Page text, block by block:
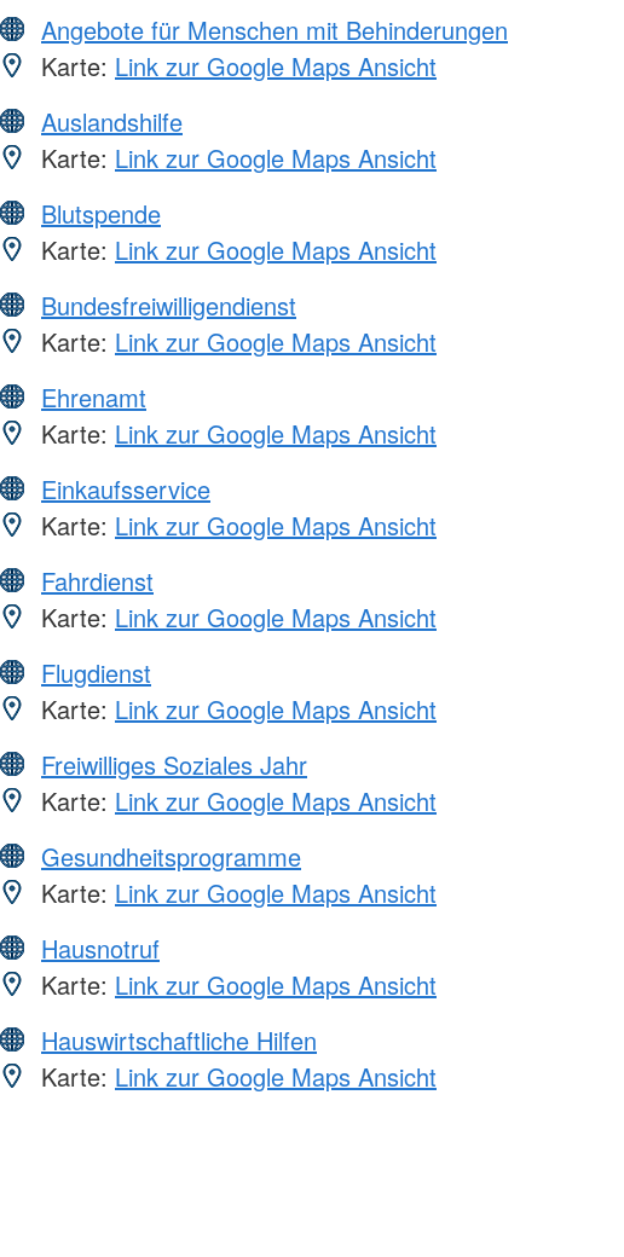
Angebote für Menschen mit Behinderungen
Karte: Link zur Google Maps Ansicht
Auslandshilfe
Karte: Link zur Google Maps Ansicht
Blutspende
Karte: Link zur Google Maps Ansicht
Bundesfreiwilligendienst
Karte: Link zur Google Maps Ansicht
Ehrenamt
Karte: Link zur Google Maps Ansicht
Einkaufsservice
Karte: Link zur Google Maps Ansicht
Fahrdienst
Karte: Link zur Google Maps Ansicht
Flugdienst
Karte: Link zur Google Maps Ansicht
Freiwilliges Soziales Jahr
Karte: Link zur Google Maps Ansicht
Gesundheitsprogramme
Karte: Link zur Google Maps Ansicht
Hausnotruf
Karte: Link zur Google Maps Ansicht
Hauswirtschaftliche Hilfen
Karte: Link zur Google Maps Ansicht